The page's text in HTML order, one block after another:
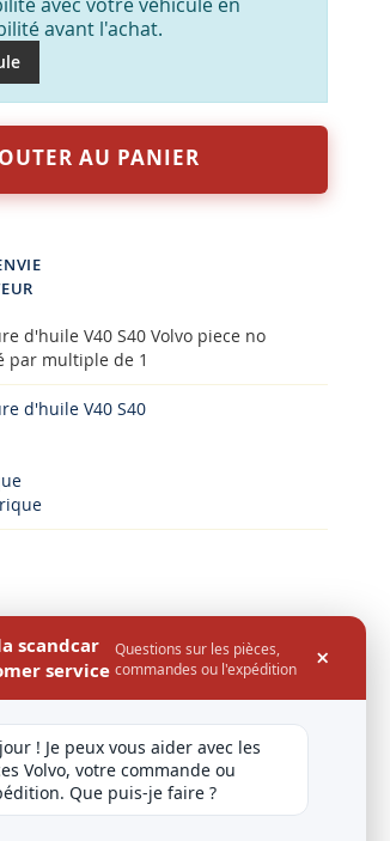
avant l'achat.
AU PANIER
d'huile V40 S40 Volvo piece no
par multiple de 1
d'huile V40 S40
electrique
scandcar
service
Questions sur les pièces,
commandes ou l'expédition
×
! Je peux vous aider avec les
Volvo, votre commande ou
Que puis-je faire ?